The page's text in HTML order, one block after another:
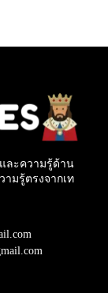
และความรู้ด้าน
มรู้ตรงจากเท